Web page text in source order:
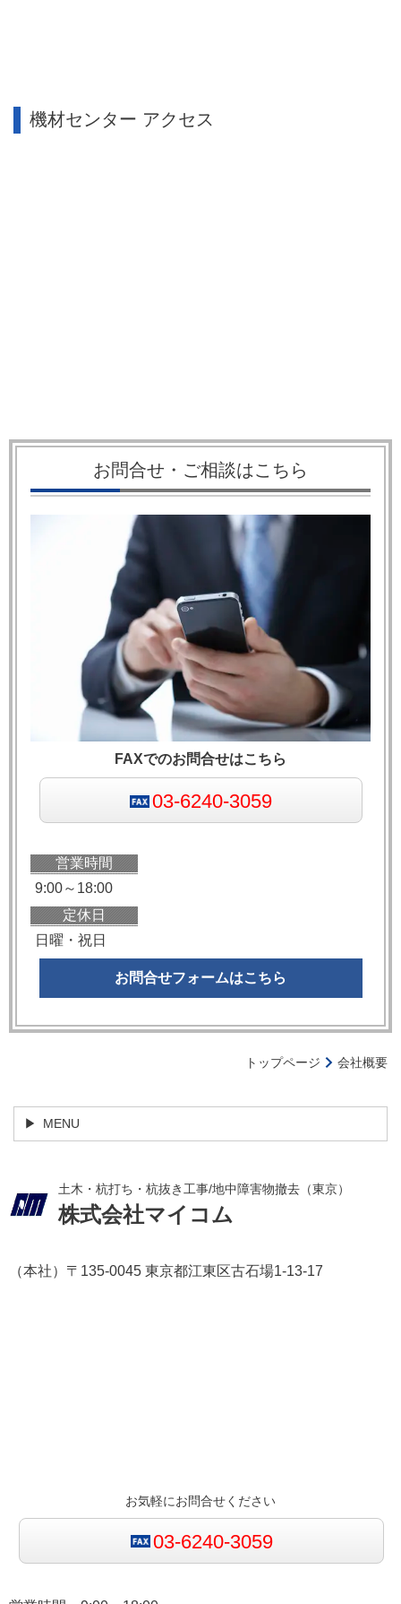
機材センター アクセス
お問合せ・ご相談はこちら
FAXでのお問合せはこちら
03-6240-3059
営業時間
9:00～18:00
定休日
日曜・祝日
お問合せフォームはこちら
トップページ 会社概要
MENU
土木・杭打ち・杭抜き工事/地中障害物撤去（東京）
株式会社マイコム
（本社）〒135-0045 東京都江東区古石場1-13-17
お気軽にお問合せください
03-6240-3059